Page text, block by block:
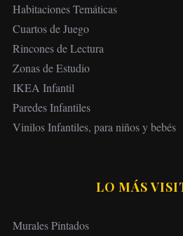
Habitaciones Temáticas
Cuartos de Juego
Rincones de Lectura
Zonas de Estudio
IKEA Infantil
Paredes Infantiles
Vinilos Infantiles, para niños y bebés
LO MÁS
Murales Pintados